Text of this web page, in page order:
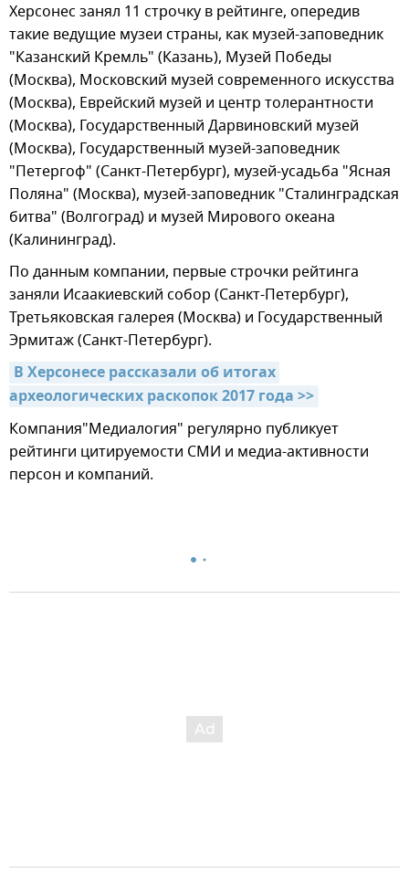
Херсонес занял 11 строчку в рейтинге, опередив
такие ведущие музеи страны, как музей-заповедник
"Казанский Кремль" (Казань), Музей Победы
(Москва), Московский музей современного искусства
(Москва), Еврейский музей и центр толерантности
(Москва), Государственный Дарвиновский музей
(Москва), Государственный музей-заповедник
"Петергоф" (Санкт-Петербург), музей-усадьба "Ясная
Поляна" (Москва), музей-заповедник "Сталинградская
битва" (Волгоград) и музей Мирового океана
(Калининград).
По данным компании, первые строчки рейтинга
заняли Исаакиевский собор (Санкт-Петербург),
Третьяковская галерея (Москва) и Государственный
Эрмитаж (Санкт-Петербург).
В Херсонесе рассказали об итогах
археологических раскопок 2017 года >>
Компания"Медиалогия" регулярно публикует
рейтинги цитируемости СМИ и медиа-активности
персон и компаний.